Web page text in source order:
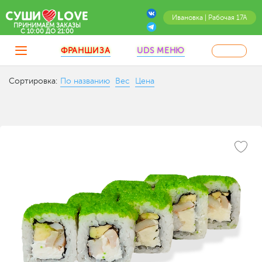
Ивановка | Рабочая 17А
ПРИНИМАЕМ ЗАКАЗЫ
C 10:00 ДО 21:00
ФРАНШИЗА UDS МЕНЮ
Сортировка: По названию Вес Цена